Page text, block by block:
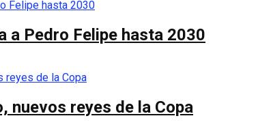
a Pedro Felipe hasta 2030
nuevos reyes de la Copa